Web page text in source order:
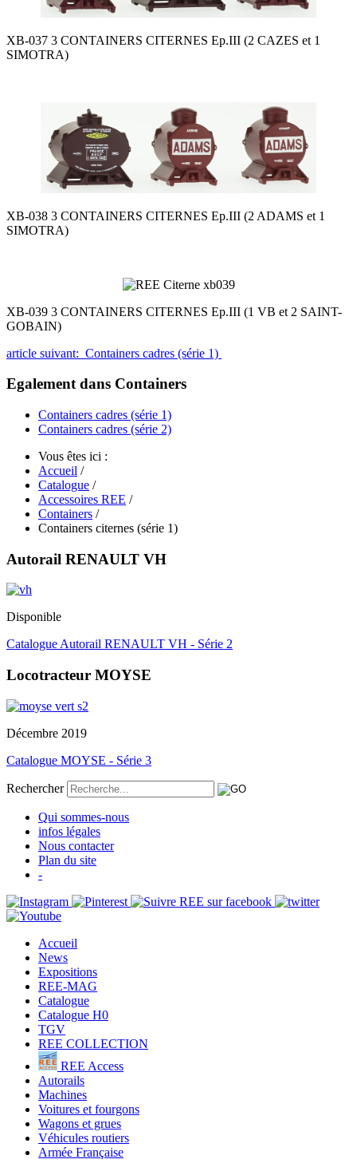
XB-037 3 CONTAINERS CITERNES Ep.III (2 CAZES et 1
SIMOTRA)
XB-038 3 CONTAINERS CITERNES Ep.III (2 ADAMS et 1
SIMOTRA)
XB-039 3 CONTAINERS CITERNES Ep.III (1 VB et 2 SAINT-
GOBAIN)
article suivant: Containers cadres (série 1)
Egalement dans Containers
Containers cadres (série 1)
Containers cadres (série 2)
Vous êtes ici :
Accueil /
Catalogue /
Accessoires REE /
Containers /
Containers citernes (série 1)
Autorail RENAULT VH
Disponible
Catalogue Autorail RENAULT VH - Série 2
Locotracteur MOYSE
Décembre 2019
Catalogue MOYSE - Série 3
Rechercher
Qui sommes-nous
infos légales
Nous contacter
Plan du site
-
Accueil
News
Expositions
REE-MAG
Catalogue
Catalogue H0
TGV
REE COLLECTION
REE Access
Autorails
Machines
Voitures et fourgons
Wagons et grues
Véhicules routiers
Armée Française